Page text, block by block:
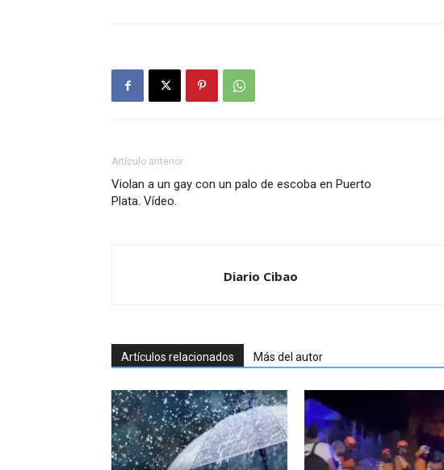
Artículo anterior
Violan a un gay con un palo de escoba en Puerto
Plata. Vídeo.
Diario Cibao
Artículos relacionados Más del autor